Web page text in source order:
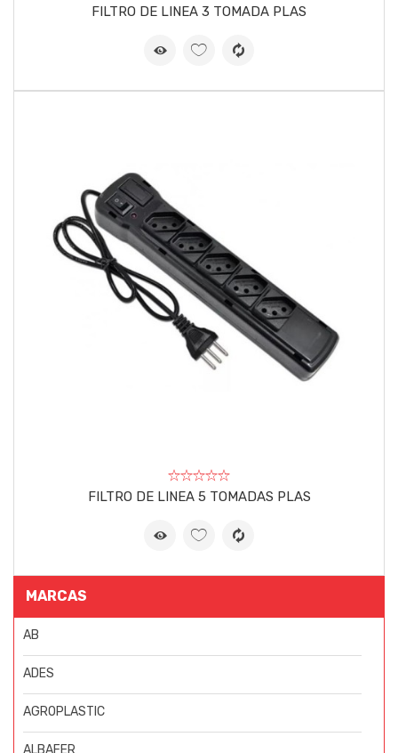
MARCAS
AB
ADES
AGROPLASTIC
ALBAFER
FILTRO DE LINEA 3 TOMADA PLAS
FILTRO DE LINEA 5 TOMADAS PLAS